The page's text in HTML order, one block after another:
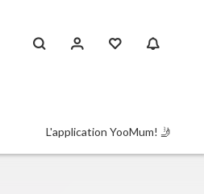
L'application YooMum! 🤳